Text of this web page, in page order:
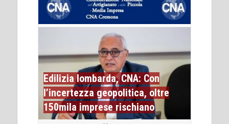
Edilizia lombarda, CNA: Con
l’incertezza geopolitica, oltre
150mila imprese rischiano